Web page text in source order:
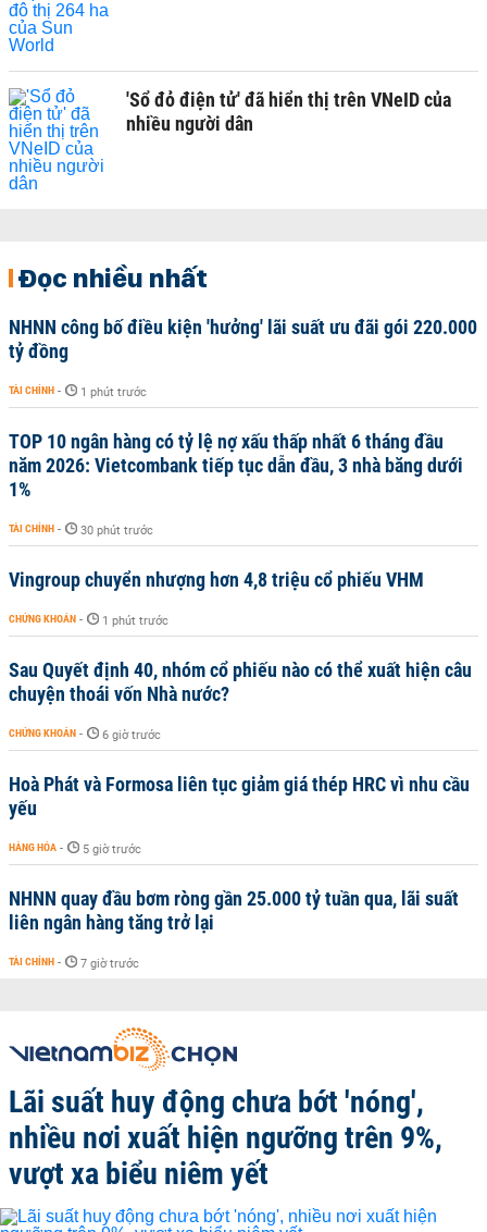
'Sổ đỏ điện tử' đã hiển thị trên VNeID của
nhiều người dân
Đọc nhiều nhất
NHNN công bố điều kiện 'hưởng' lãi suất ưu đãi gói 220.000
tỷ đồng
TÀI CHÍNH - 1 phút trước
TOP 10 ngân hàng có tỷ lệ nợ xấu thấp nhất 6 tháng đầu
năm 2026: Vietcombank tiếp tục dẫn đầu, 3 nhà băng dưới
1%
TÀI CHÍNH - 30 phút trước
Vingroup chuyển nhượng hơn 4,8 triệu cổ phiếu VHM
CHỨNG KHOÁN - 1 phút trước
Sau Quyết định 40, nhóm cổ phiếu nào có thể xuất hiện câu
chuyện thoái vốn Nhà nước?
CHỨNG KHOÁN - 6 giờ trước
Hoà Phát và Formosa liên tục giảm giá thép HRC vì nhu cầu
yếu
HÀNG HÓA - 5 giờ trước
NHNN quay đầu bơm ròng gần 25.000 tỷ tuần qua, lãi suất
liên ngân hàng tăng trở lại
TÀI CHÍNH - 7 giờ trước
Lãi suất huy động chưa bớt 'nóng',
nhiều nơi xuất hiện ngưỡng trên 9%,
vượt xa biểu niêm yết